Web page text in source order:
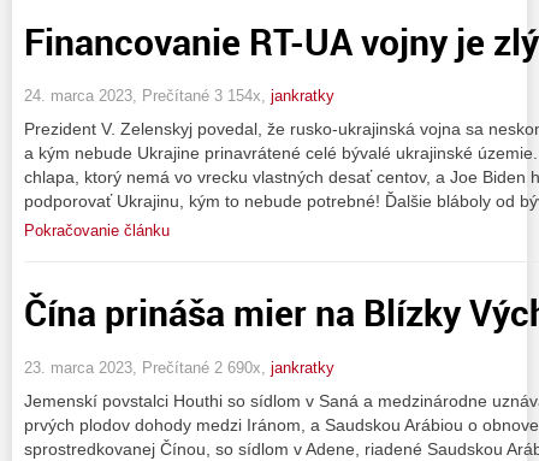
Financovanie RT-UA vojny je
24. marca 2023, Prečítané 3 154x, jankratky
Prezident V. Zelenskyj povedal, že rusko-ukrajinská vojna sa
a kým nebude Ukrajine prinavrátené celé bývalé ukrajinské
chlapa, ktorý nemá vo vrecku vlastných desať centov, a Joe Biden
podporovať Ukrajinu, kým to nebude potrebné! Ďalšie bláboly od
Pokračovanie článku
Čína prináša mier na Blízky
23. marca 2023, Prečítané 2 690x, jankratky
Jemenskí povstalci Houthi so sídlom v Saná a medzinárodne
prvých plodov dohody medzi Iránom, a Saudskou Arábiou o
sprostredkovanej Čínou, so sídlom v Adene, riadené Saudskou